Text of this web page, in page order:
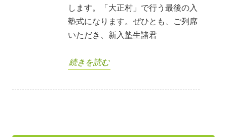
します。「大正村」で行う最後の入
塾式になります。ぜひとも、ご列席
いただき、新入塾生諸君
続きを読む